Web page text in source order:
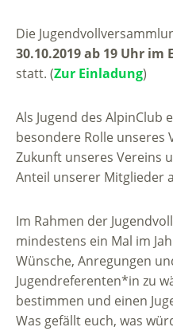
Die
30.10.2019 ab 19 Uhr
statt. (Zur Einladung)
Als Jugend des AlpinClub
besondere Rolle unseres
Zukunft unseres Vereins
Anteil unserer Mitglieder
Im Rahmen der
mindestens ein Mal im
Wünsche, Anregungen
Jugendreferenten*in zu
bestimmen und einen
Was gefällt euch, was